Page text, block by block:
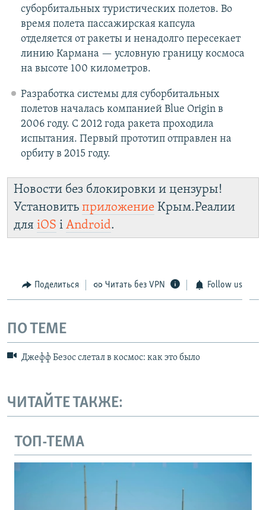
суборбитальных туристических полетов. Во
время полета пассажирская капсула
отделяется от ракеты и ненадолго пересекает
линию Кармана — условную границу космоса
на высоте 100 километров.
Разработка системы для суборбитальных
полетов началась компанией Blue Origin в
2006 году. С 2012 года ракета проходила
испытания. Первый прототип отправлен на
орбиту в 2015 году.
Новости без блокировки и цензуры!
Установить приложение Крым.Реалии
для iOS і Android.
Поделиться Читать без VPN Follow us
ПО ТЕМЕ
Джефф Безос слетал в космос: как это было
ЧИТАЙТЕ ТАКЖЕ:
ТОП-ТЕМА